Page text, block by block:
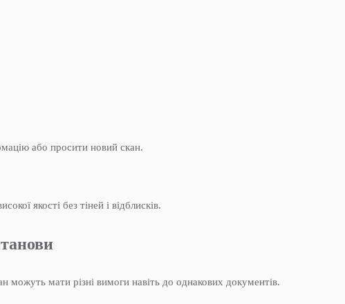
або просити новий скан.
якості без тіней і відблисків.
можуть мати різні вимоги навіть до однакових документів.